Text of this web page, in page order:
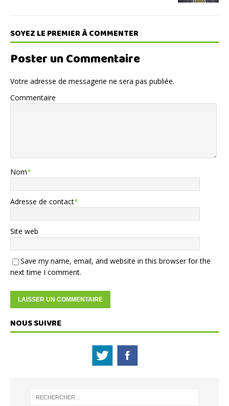
SOYEZ LE PREMIER À COMMENTER
Poster un Commentaire
Votre adresse de messagerie ne sera pas publiée.
Commentaire
Nom*
Adresse de contact*
Site web
Save my name, email, and website in this browser for the
next time I comment.
NOUS SUIVRE